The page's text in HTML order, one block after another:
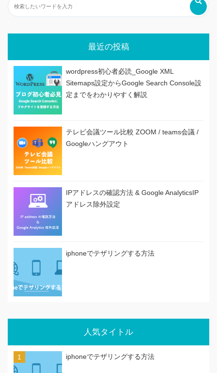
最近の投稿
wordpress初心者必読_Google XML
Sitemaps設定からGoogle Search Console設
定までをわかりやすく解説
テレビ会議ツール比較 ZOOM / teams会議 /
Googleハングアウト
IPアドレスの確認方法 & Google AnalyticsIP
アドレス除外設定
iphoneでテザリングする方法
人気タイトル
iphoneでテザリングする方法